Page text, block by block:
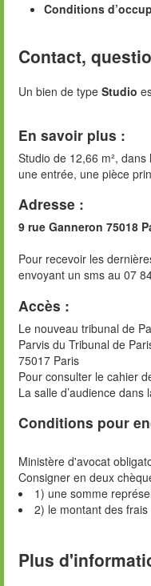
Conditions
Contact,
Un bien de type Studio
En savoir plus :
Studio de 12,66 m²,
une entrée, une pièce
Adresse :
9 rue Ganneron 75018
Pour recevoir les
envoyant un sms au 07
Accès :
Le nouveau tribunal de
Parvis du Tribunal de
75017 Paris
Pour consulter le cahier
La salle d’audience
Conditions pour
Ministère d'avocat
Consigner en deux
1) une somme
2) le montant des
Plus